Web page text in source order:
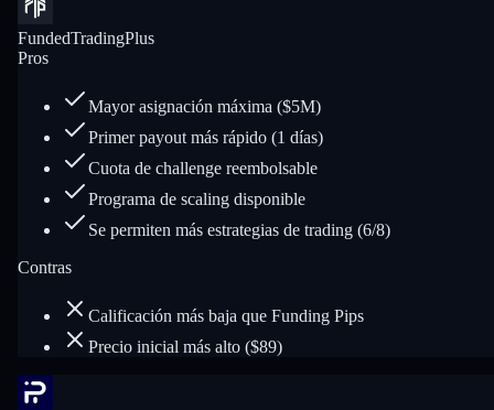
FundedTradingPlus
Pros
Mayor asignación máxima ($5M)
Primer payout más rápido (1 días)
Cuota de challenge reembolsable
Programa de scaling disponible
Se permiten más estrategias de trading (6/8)
Contras
Calificación más baja que Funding Pips
Precio inicial más alto ($89)